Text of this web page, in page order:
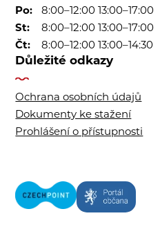
Po:
8:00–12:00 13:00–17:00
St:
8:00–12:00 13:00–17:00
Čt:
8:00–12:00 13:00–14:30
Důležité odkazy
Ochrana osobních údajů
Dokumenty ke stažení
Prohlášení o přístupnosti